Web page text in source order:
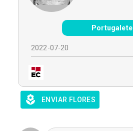
Portugalete
2022-07-20
ENVIAR FLORES